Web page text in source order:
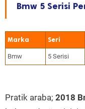
Bmw 5 Serisi
Marka Seri
Bmw 5 Serisi
Pratik araba; 2018